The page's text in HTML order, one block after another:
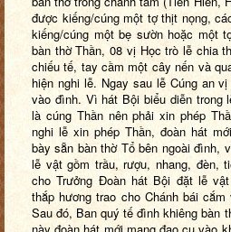
được kiếng/cúng một tợ thịt nọng,
kiếng/cúng một bẹ sườn hoặc một
bàn thờ Thần, 08 vị Học trò lễ chia
chiếu tế, tay cầm một cây nến và
hiện nghi lễ. Ngay sau lễ Cúng an
vào đình. Vì hát Bội biểu diễn trong
là cúng Thần nên phải xin phép
nghi lễ xin phép Thần, đoàn hát
bày sẵn bàn thờ Tổ bên ngoài đình,
lễ vật gồm trầu, rượu, nhang, đèn,
cho Trưởng Đoàn hát Bội đặt lễ
thắp hương trao cho Chánh bái
Sau đó, Ban quý tế đình khiêng bàn